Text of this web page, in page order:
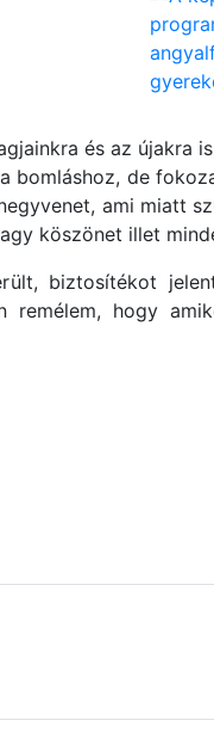
és az újakra
bomláshoz, de
ami miatt
köszönet illet
biztosítékot
remélem, hogy